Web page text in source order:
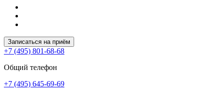
Записаться на приём
+7 (495) 801-68-68
Общий телефон
+7 (495) 645-69-69